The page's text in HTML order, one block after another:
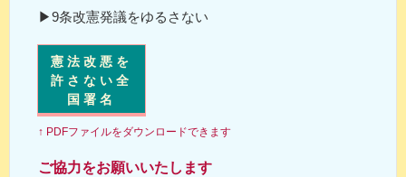
▶9条改憲発議をゆるさない
憲法改悪を
許さない全
国署名
↑ PDFファイルをダウンロードできます
ご協力をお願いいたします